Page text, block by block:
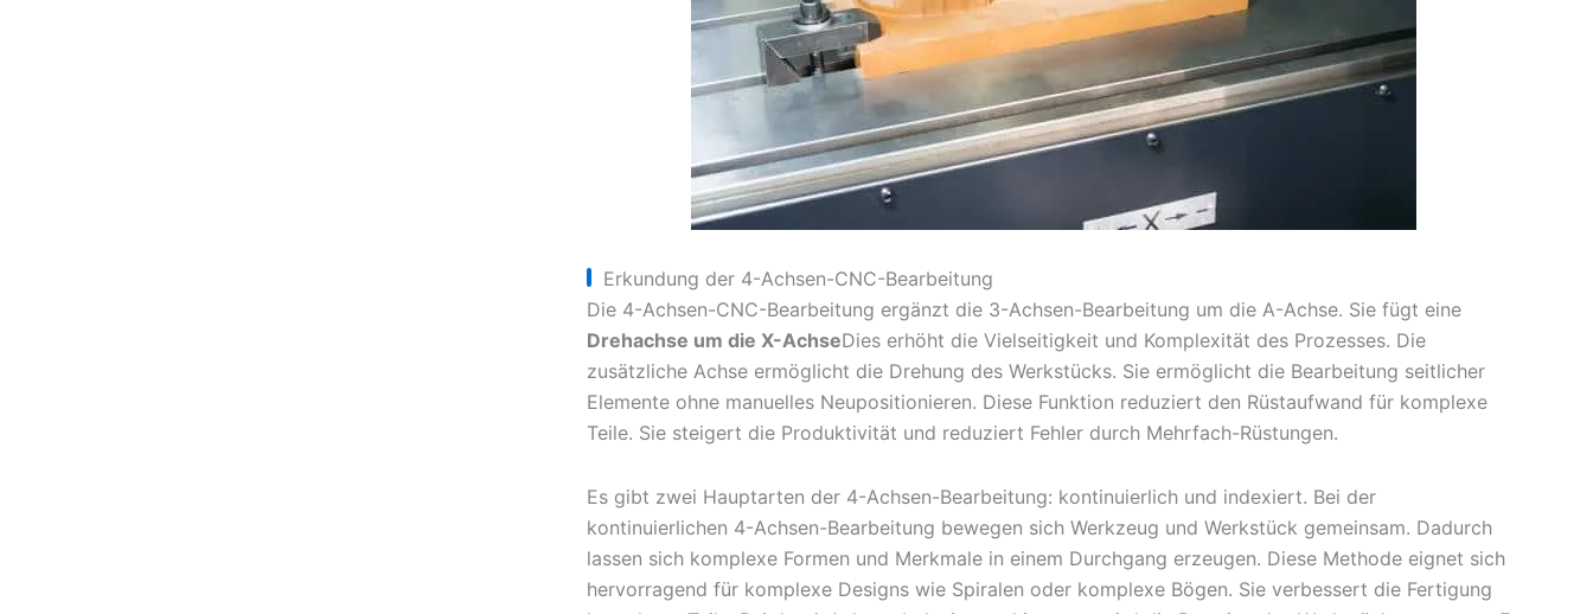
Erkundung der 4-Achsen-CNC-Bearbeitung
Die 4-Achsen-CNC-Bearbeitung ergänzt die 3-Achsen-Bearbeitung um die A-Achse. Sie fügt eine
Drehachse um die X-AchseDies erhöht die Vielseitigkeit und Komplexität des Prozesses. Die
zusätzliche Achse ermöglicht die Drehung des Werkstücks. Sie ermöglicht die Bearbeitung seitlicher
Elemente ohne manuelles Neupositionieren. Diese Funktion reduziert den Rüstaufwand für komplexe
Teile. Sie steigert die Produktivität und reduziert Fehler durch Mehrfach-Rüstungen.
Es gibt zwei Hauptarten der 4-Achsen-Bearbeitung: kontinuierlich und indexiert. Bei der
kontinuierlichen 4-Achsen-Bearbeitung bewegen sich Werkzeug und Werkstück gemeinsam. Dadurch
lassen sich komplexe Formen und Merkmale in einem Durchgang erzeugen. Diese Methode eignet sich
hervorragend für komplexe Designs wie Spiralen oder komplexe Bögen. Sie verbessert die Fertigung